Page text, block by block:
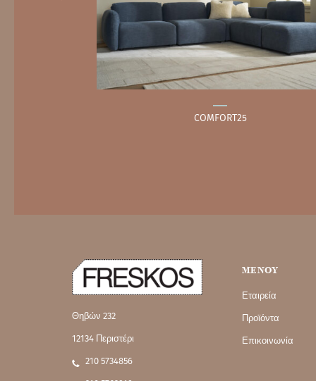
COMFORT25
Θηβών 232
12134 Περιστέρι
210 5734856
MENOY
Εταιρεία
Προϊόντα
Επικοινωνία